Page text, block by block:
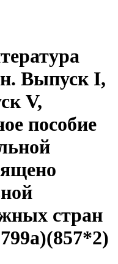
Выпуск I,
V,
пособие
стран